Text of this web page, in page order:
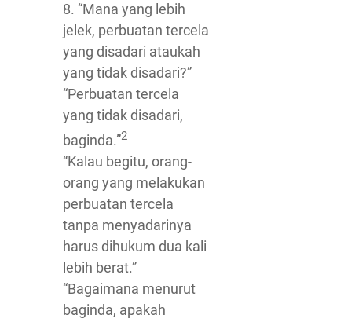
8. “Mana yang lebih
jelek, perbuatan tercela
yang disadari ataukah
yang tidak disadari?”
“Perbuatan tercela
yang tidak disadari,
baginda.”2
“Kalau begitu, orang-
orang yang melakukan
perbuatan tercela
tanpa menyadarinya
harus dihukum dua kali
lebih berat.”
“Bagaimana menurut
baginda, apakah